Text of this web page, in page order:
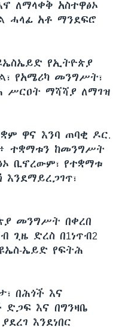
ለማላቀቅ አስተዋፅኦ
ሓላፊ አቶ ማንደፍሮ
የኢትዮጵያ
የአሜሪካ መንግሥት፣
ሥርዐት ማሻሻያ ለማገዝ
ዋና እንባ ጠባቂ ዶር.
ተቋማቱን ከመንግሥት
ቢኖረውም፣ የተቋማቱ
እንደማይረጋገጥ፣
መንግሥት በቀረበ
ጊዜ ድረስ በ1ነጥብ2
ኤይድ የፍትሕ
በሕጎች እና
እና በግንዛቤ
እንደነበር